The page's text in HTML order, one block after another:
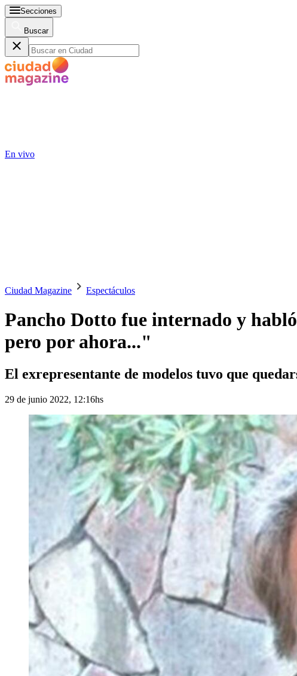
Secciones
Buscar
En vivo
Ciudad Magazine Espectáculos
Pancho Dotto fue internado y
pero por ahora..."
El exrepresentante de modelos tuvo que
29 de junio 2022, 12:16hs